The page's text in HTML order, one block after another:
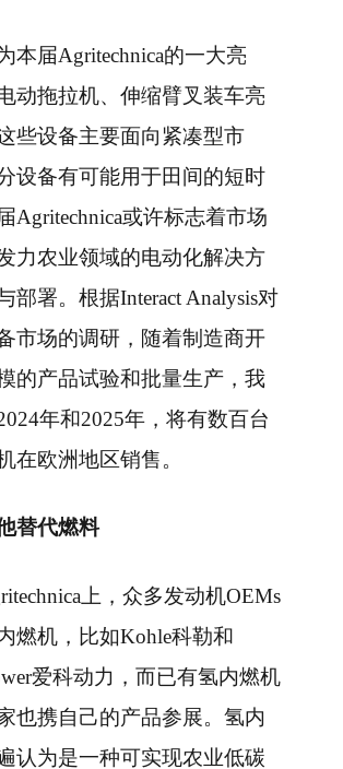
本届Agritechnica的一大亮
动拖拉机、伸缩臂叉装车亮
些设备主要面向紧凑型市
设备有可能用于田间的短时
Agritechnica或许标志着市场
力农业领域的电动化解决方
部署。根据Interact Analysis对
市场的调研，随着制造商开
的产品试验和批量生产，我
年和2025年，将有数百台
在欧洲地区销售。
替代燃料
上，众多发动机OEMs
燃机，比如Kohle科勒和
爱科动力，而已有氢内燃机
也携自己的产品参展。氢内
认为是一种可实现农业低碳